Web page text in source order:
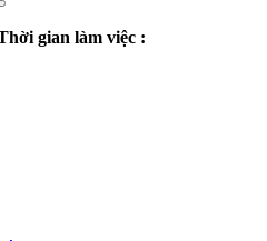
gian làm việc :